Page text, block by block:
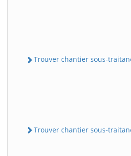
Trouver chantier sous-
Trouver chantier sous-